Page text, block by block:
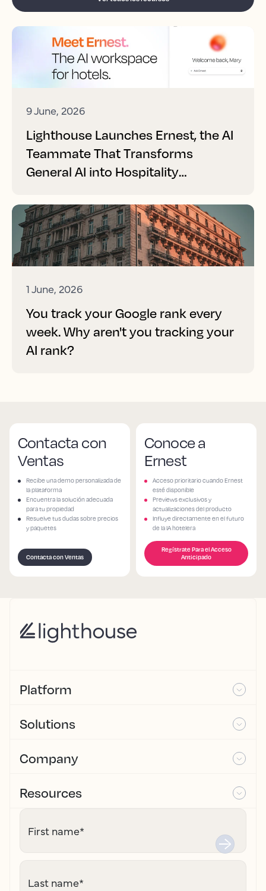
9 June, 2026
Lighthouse Launches Ernest, the AI
Teammate That Transforms
General AI into Hospitality
1 June, 2026
You track your Google rank every
week. Why aren't you tracking your
AI rank?
Contacta con
Ventas
Recibe una demo personalizada de
la plataforma
Encuentra la solución adecuada
para tu propiedad
Resuelve tus dudas sobre precios
y paquetes
Contacta con Ventas
Conoce a
Ernest
Acceso prioritario cuando Ernest
esté disponible
Previews exclusivos y
actualizaciones del producto
Influye directamente en el futuro
de la IA hotelera
Regístrate Para el Acceso
Anticipado
Platform
Solutions
Company
Resources
First name*
Last name*